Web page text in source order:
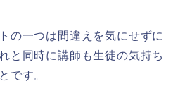
の一つは間違えを気にせずに
と同時に講師も生徒の気持ち
です。